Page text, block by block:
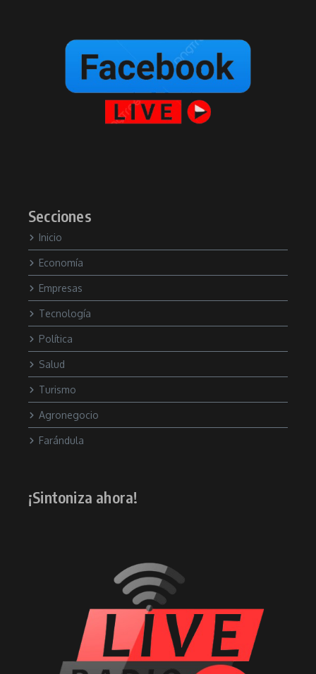
Secciones
Inicio
Economía
Empresas
Tecnología
Política
Salud
Turismo
Agronegocio
Farándula
¡Sintoniza ahora!